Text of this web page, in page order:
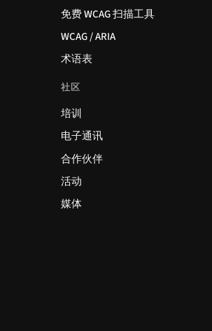
免费 WCAG 扫描工具
WCAG / ARIA
术语表
社区
培训
电子通讯
合作伙伴
活动
媒体